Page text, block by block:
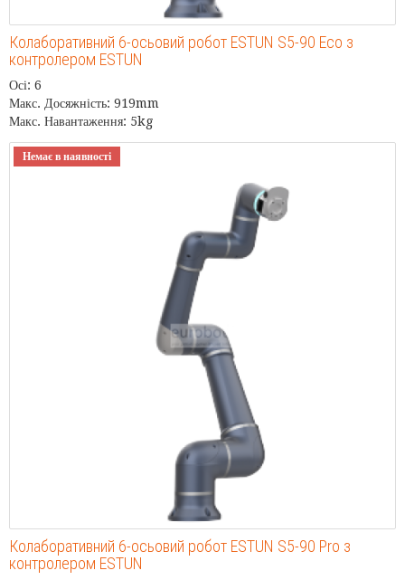
Колаборативний 6-осьовий робот ESTUN S5-90 Eco з
контролером ESTUN
Осі: 6
Макс. Досяжність: 919mm
Макс. Навантаження: 5kg
Немає в наявності
Колаборативний 6-осьовий робот ESTUN S5-90 Pro з
контролером ESTUN